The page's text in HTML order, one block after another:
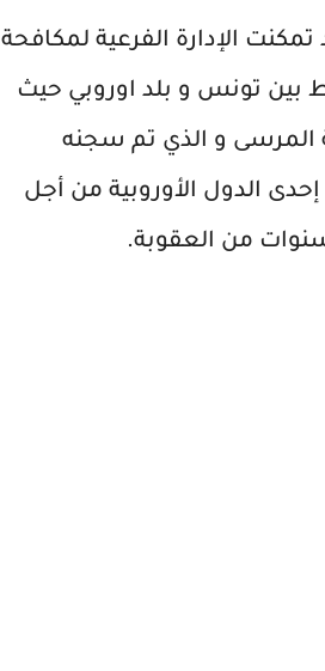
الإدارة الفرعية لمكافحة
بين تونس و بلد اوروبي حيث
المرسى و الذي تم سجنه
لمدّة 10 سنوات في إحدى الدول الأوروبية من أجل